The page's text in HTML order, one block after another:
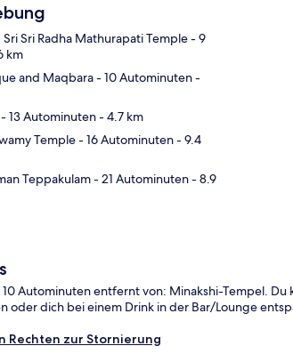
Sri Radha Mathurapati Temple- 9
km
and Maqbara- 10 Autominuten-
- 13 Autominuten- 4.7 km
Temple- 16 Autominuten- 9.4
Teppakulam- 21 Autominuten- 8.9
Autominuten entfernt von: Minakshi-Tempel.
oder dich bei einem Drink in der Bar/Lounge
Rechten zur Stornierung